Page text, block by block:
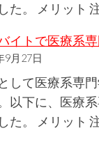
た。 メリット
イトで医療系
9月27日
して医療系専
以下に、医療
た。 メリット